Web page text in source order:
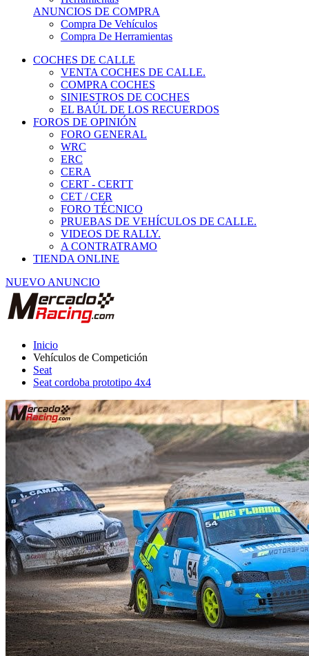
Compra De Vehículos
Compra De Herramientas
COCHES DE CALLE
VENTA COCHES DE CALLE.
COMPRA COCHES
SINIESTROS DE COCHES
EL BAÚL DE LOS RECUERDOS
FOROS DE OPINIÓN
FORO GENERAL
WRC
ERC
CERA
CERT - CERTT
CET / CER
FORO TÉCNICO
PRUEBAS DE VEHÍCULOS DE CALLE.
VIDEOS DE RALLY.
A CONTRATRAMO
TIENDA ONLINE
NUEVO ANUNCIO
Vehículos de Competición
Seat
Seat cordoba prototipo 4x4